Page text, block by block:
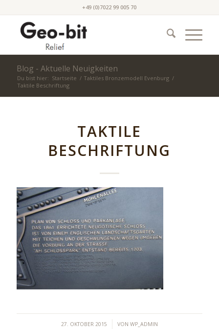
+49 (0)7022 99 005 70
Blog - Aktuelle Neuigkeiten
Du bist hier: Startseite / Taktiles Bronzemodell Evenburg /
Taktile Beschriftung
TAKTILE
BESCHRIFTUNG
27. OKTOBER 2015
/ VON WP_ADMIN